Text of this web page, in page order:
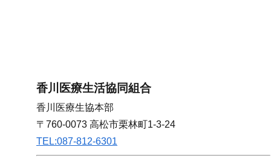
香川医療生活協同組合
香川医療生協本部
〒760-0073 高松市栗林町1-3-24
TEL:087-812-6301